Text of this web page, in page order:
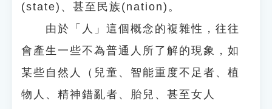
(state)、甚至民族(nation)。
由於「人」這個概念的複雜性，往往
會產生一些不為普通人所了解的現象，如
某些自然人（兒童、智能重度不足者、植
物人、精神錯亂者、胎兒、甚至女人